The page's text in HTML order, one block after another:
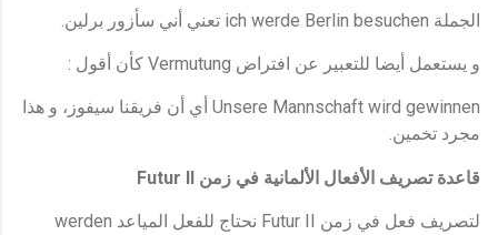
الجملة ich werde Berlin besuchen تعني أني سأزور برلين
و يستعمل أيضا للتعبير عن افتراض Vermutung كأن أقول :
Unsere Mannschaft wird gewinnen أي أن فريقنا سيفوز، و هذا
مجرد تخمين
قاعدة تصريف الأفعال الألمانية في زمن Futur II
لتصريف فعل في زمن Futur II نحتاج للفعل المياعد werden